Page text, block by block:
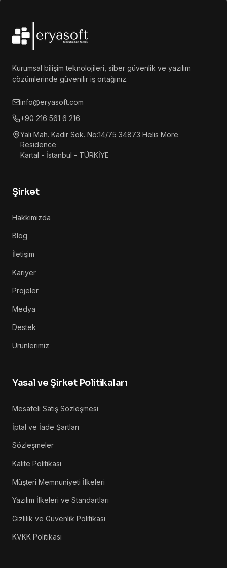
Kurumsal bilişim teknolojileri, siber güvenlik ve yazılım
çözümlerinde güvenilir iş ortağınız.
info@eryasoft.com
+90 216 561 6 216
Yalı Mah. Kadir Sok. No:14/75 34873 Helis More
Residence
Kartal - İstanbul - TÜRKİYE
Şirket
Hakkımızda
Blog
İletişim
Kariyer
Projeler
Medya
Destek
Ürünlerimiz
Yasal ve Şirket Politikaları
Mesafeli Satış Sözleşmesi
İptal ve İade Şartları
Sözleşmeler
Kalite Politikası
Müşteri Memnuniyeti İlkeleri
Yazılım İlkeleri ve Standartları
Gizlilik ve Güvenlik Politikası
KVKK Politikası